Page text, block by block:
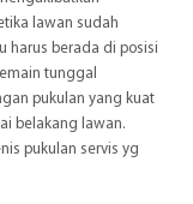
lawan sudah
harus berada di posisi
tunggal
pukulan yang kuat
belakang lawan.
pukulan servis yg